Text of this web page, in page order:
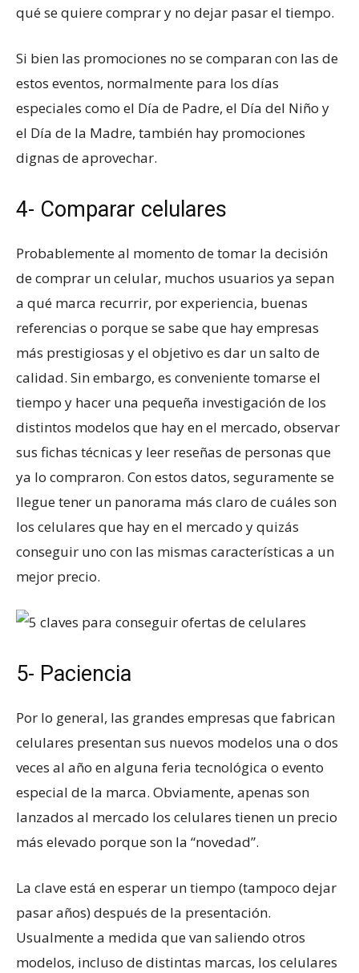
qué se quiere comprar y no dejar pasar el tiempo.
Si bien las promociones no se comparan con las de
estos eventos, normalmente para los días
especiales como el Día de Padre, el Día del Niño y
el Día de la Madre, también hay promociones
dignas de aprovechar.
4- Comparar celulares
Probablemente al momento de tomar la decisión
de comprar un celular, muchos usuarios ya sepan
a qué marca recurrir, por experiencia, buenas
referencias o porque se sabe que hay empresas
más prestigiosas y el objetivo es dar un salto de
calidad. Sin embargo, es conveniente tomarse el
tiempo y hacer una pequeña investigación de los
distintos modelos que hay en el mercado, observar
sus fichas técnicas y leer reseñas de personas que
ya lo compraron. Con estos datos, seguramente se
llegue tener un panorama más claro de cuáles son
los celulares que hay en el mercado y quizás
conseguir uno con las mismas características a un
mejor precio.
5- Paciencia
Por lo general, las grandes empresas que fabrican
celulares presentan sus nuevos modelos una o dos
veces al año en alguna feria tecnológica o evento
especial de la marca. Obviamente, apenas son
lanzados al mercado los celulares tienen un precio
más elevado porque son la “novedad”.
La clave está en esperar un tiempo (tampoco dejar
pasar años) después de la presentación.
Usualmente a medida que van saliendo otros
modelos, incluso de distintas marcas, los celulares